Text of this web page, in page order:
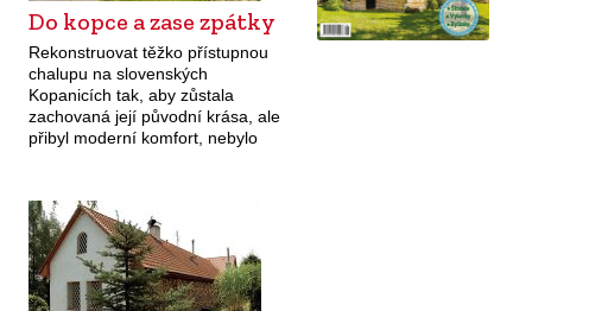
Do kopce a zase zpátky
Rekonstruovat těžko přístupnou
chalupu na slovenských
Kopanicích tak, aby zůstala
zachovaná její původní krása, ale
přibyl moderní komfort, nebylo